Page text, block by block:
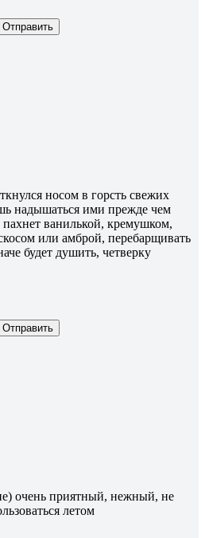
Отправить
носом в горсть свежих
надышаться ими прежде чем
ванилькой, кремушком,
или амброй, перебарщивать
будет душить, четверку
Отправить
очень приятный, нежный, не
летом